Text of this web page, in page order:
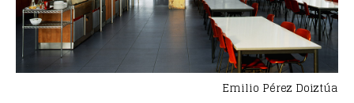
Emilio Pérez Doiztúa